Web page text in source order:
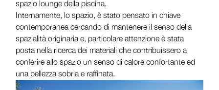
spazio lounge della piscina.
Internamente, lo spazio, è stato pensato in chiave
contemporanea cercando di mantenere il senso della
spazialità originaria e, particolare attenzione è stata
posta nella ricerca dei materiali che contribuissero a
conferire allo spazio un senso di calore confortante ed
una bellezza sobria e raffinata.